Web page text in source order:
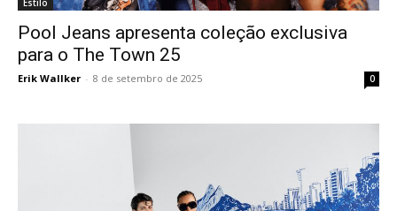
Pool Jeans apresenta coleção exclusiva
para o The Town 25
Erik Wallker - 8 de setembro de 2025 0